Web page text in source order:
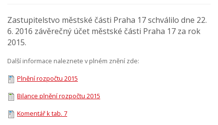
Zastupitelstvo městské části Praha 17 schválilo dne 22.
6. 2016 závěrečný účet městské části Praha 17 za rok
2015.
Další informace naleznete v plném znění zde:
Plnění rozpočtu 2015
Bilance plnění rozpočtu 2015
Komentář k tab. 7